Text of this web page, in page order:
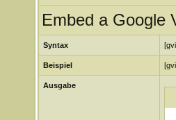
Embed a Google
Syntax
Beispiel
Ausgabe